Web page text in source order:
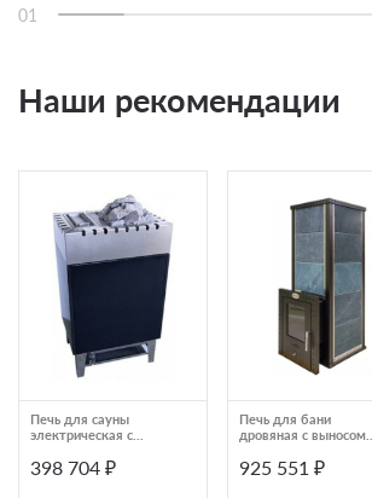
01
Наши рекомендации
Печь для сауны
электрическая с
VAPOTHERM VG503
398 704 ₽
Печь для бани
дровяная с выносом
серпентинитом Klover
925 551 ₽